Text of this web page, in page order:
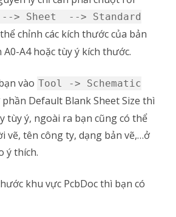
> Sheet --> Standard
chỉnh các kích thước của bản
A0-A4 hoặc tùy ý kích thước.
vào Tool -> Schematic
phần Default Blank Sheet Size thì
tùy ý, ngoài ra bạn cũng có thể
vẽ, tên công ty, dạng bản vẽ,…ở
ý thích.
khu vực PcbDoc thì bạn có